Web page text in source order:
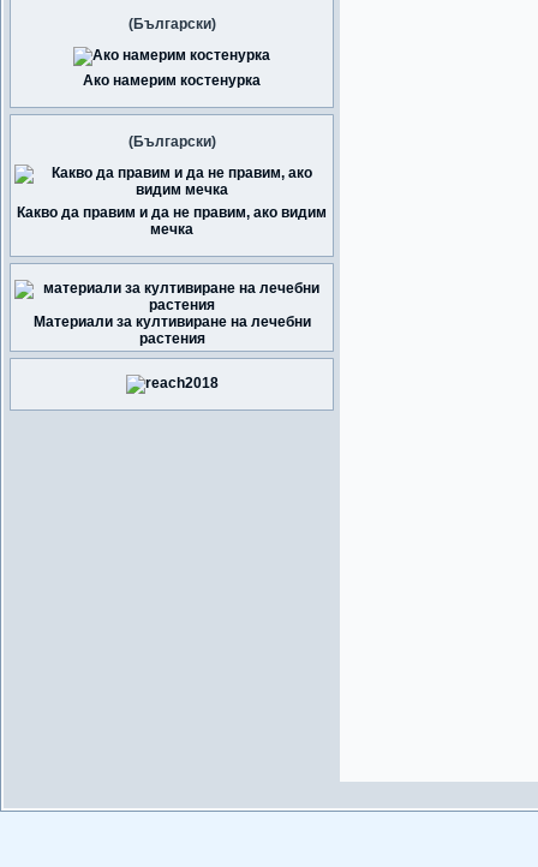
(Български)
Ако намерим костенурка
(Български)
Какво да правим и да не правим, ако видим
мечка
Материали за култивиране на лечебни
растения